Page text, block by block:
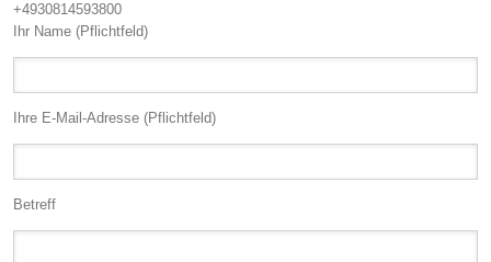
+4930814593800
Ihr Name (Pflichtfeld)
Ihre E-Mail-Adresse (Pflichtfeld)
Betreff